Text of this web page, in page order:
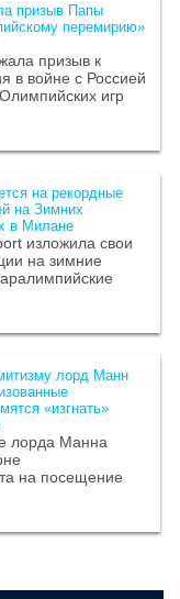
призыв Папы
перемирию»
призыв к
в войне с Россией
игр
на рекордные
на Зимних
в Милане
изложила свои
на зимние
лорд Манн
«изгнать»
лорда Манна
на посещение